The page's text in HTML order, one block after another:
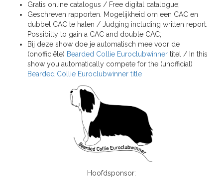
Gratis online catalogus / Free digital catalogue;
Geschreven rapporten. Mogelijkheid om een CAC en
dubbel CAC te halen / Judging including written report.
Possibilty to gain a CAC and double CAC;
Bij deze show doe je automatisch mee voor de
(onofficiële) Bearded Collie Euroclubwinner titel / In this
show you automatically compete for the (unofficial)
Bearded Collie Euroclubwinner title
Hoofdsponsor: